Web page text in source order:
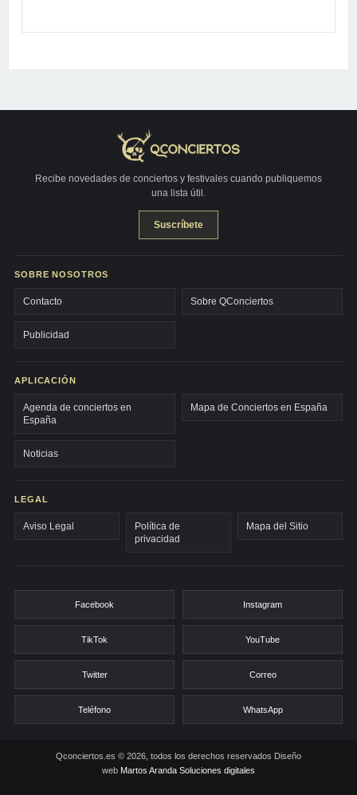
Recibe novedades de conciertos y festivales cuando publiquemos
una lista útil.
Suscríbete
SOBRE NOSOTROS
Contacto Sobre QConciertos
Publicidad
APLICACIÓN
Agenda de conciertos en
España
Mapa de Conciertos en España
Noticias
LEGAL
Aviso Legal
Política de
privacidad
Mapa del Sitio
Facebook Instagram
TikTok YouTube
Twitter Correo
Teléfono WhatsApp
Qconciertos.es © 2026, todos los derechos reservados Diseño
web Martos Aranda Soluciones digitales